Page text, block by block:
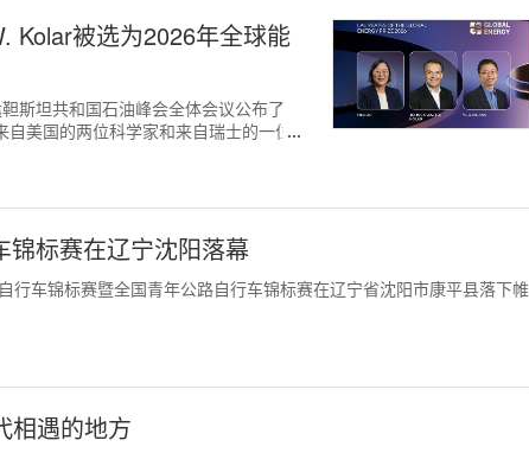
Kolar被选为2026年全球能
斯坦共和国石油峰会全体会议公布了
美国的两位科学家和来自瑞士的一位
锦标赛在辽宁沈阳落幕
车锦标赛暨全国青年公路自行车锦标赛在辽宁省沈阳市康平县落下帷
相遇的地方